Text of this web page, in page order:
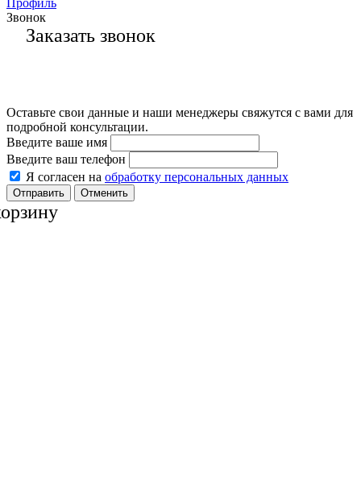
Профиль
Звонок
Заказать звонок
Оставьте свои данные и наши менеджеры свяжутся с вами для
подробной консультации.
Введите ваше имя
Введите ваш телефон
Я согласен на обработку персональных данных
Отменить